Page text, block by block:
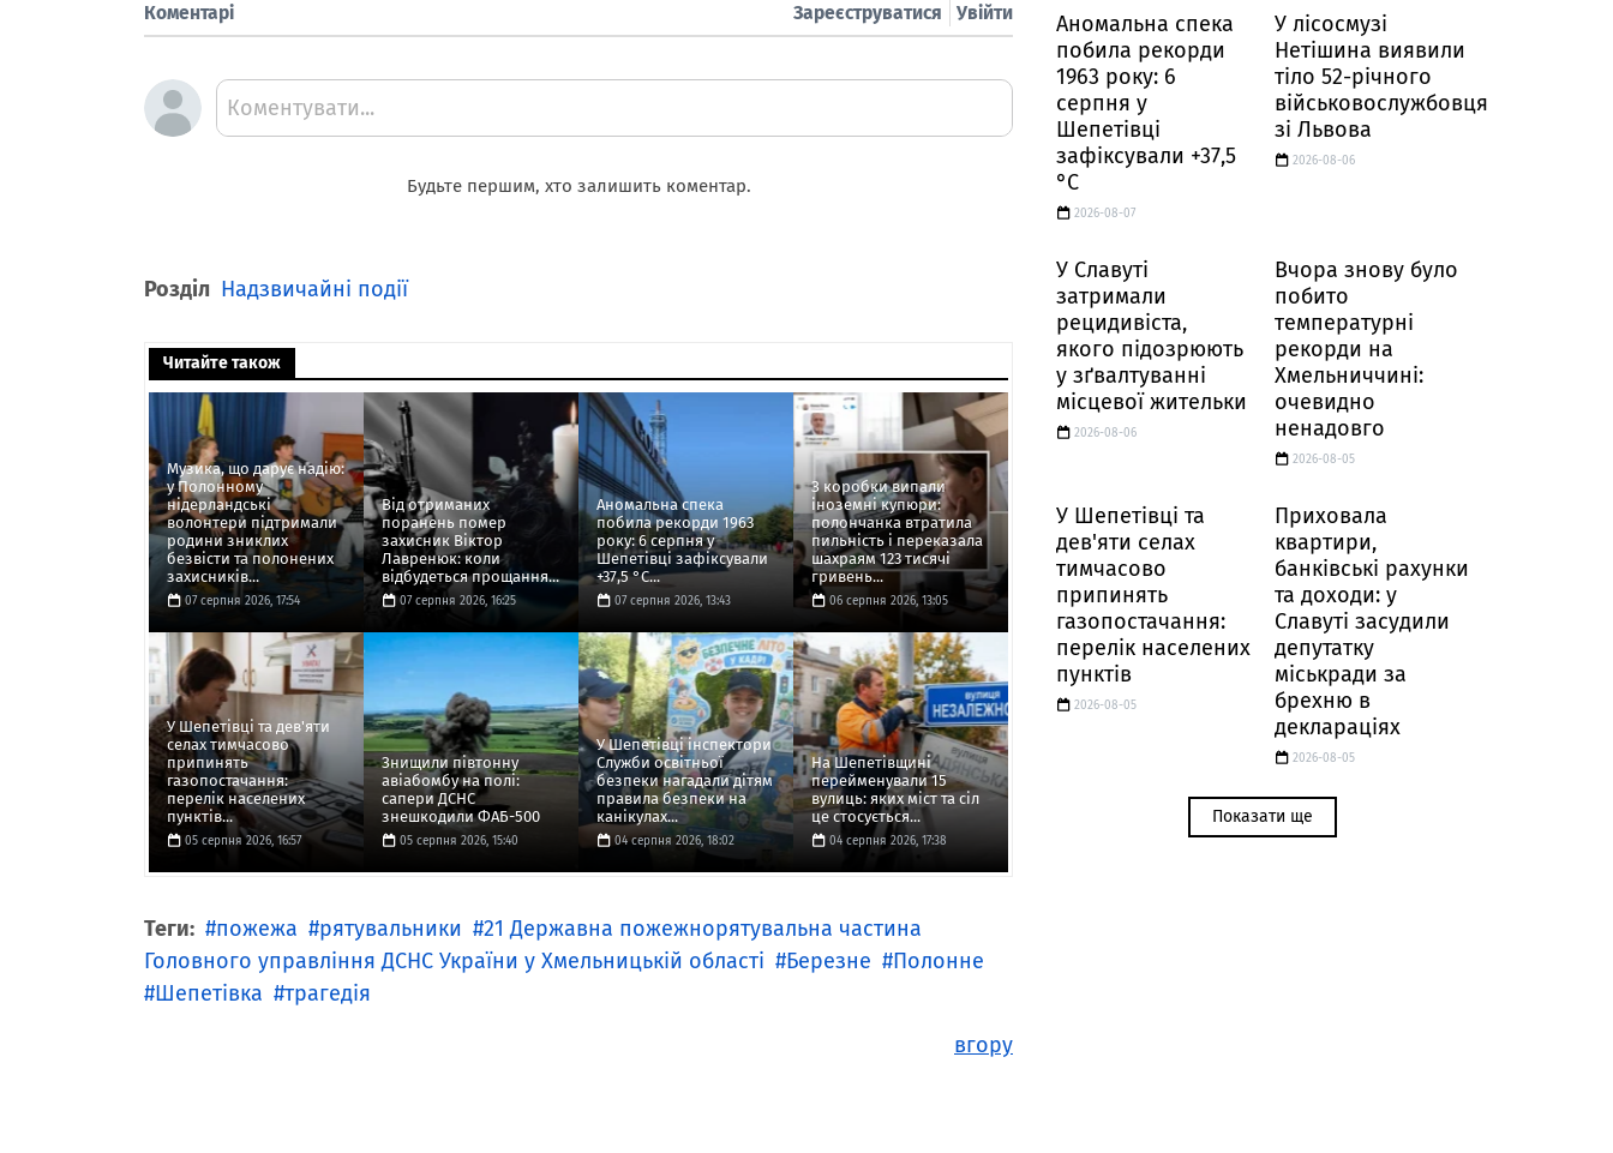
Коментарі Увійти
Зареєструватися
Коментувати...
Будьте першим, хто залишить коментар.
Розділ Надзвичайні події
Читайте також
Музика, що дарує надію:
у Полонному
нідерландські
волонтери підтримали
родини зниклих
безвісти та полонених
захисників...
07 серпня 2026, 17:54
Від отриманих
поранень помер
захисник Віктор
Лавренюк: коли
відбудеться прощання...
07 серпня 2026, 16:25
Аномальна спека
побила рекорди 1963
року: 6 серпня у
Шепетівці зафіксували
+37,5 °C...
07 серпня 2026, 13:43
З коробки випали
іноземні купюри:
полончанка втратила
пильність і переказала
шахраям 123 тисячі
гривень...
06 серпня 2026, 13:05
У Шепетівці та дев'яти
селах тимчасово
припинять
газопостачання:
перелік населених
пунктів...
05 серпня 2026, 16:57
Знищили півтонну
авіабомбу на полі:
сапери ДСНС
знешкодили ФАБ-500
05 серпня 2026, 15:40
У Шепетівці інспектори
Служби освітньої
безпеки нагадали дітям
правила безпеки на
канікулах...
04 серпня 2026, 18:02
На Шепетівщині
перейменували 15
вулиць: яких міст та сіл
це стосується...
04 серпня 2026, 17:38
Теги: пожежа рятувальники
21 Державна пожежнорятувальна частина
Головного управління ДСНС України у Хмельницькій області
Березне
Полонне
Шепетівка
трагедія
вгору
Аномальна спека
побила рекорди
1963 року: 6
серпня у
Шепетівці
зафіксували +37,5
°C
2026-08-07
У лісосмузі
Нетішина виявили
тіло 52-річного
військовослужбовця
зі Львова
2026-08-06
У Славуті
затримали
рецидивіста,
якого підозрюють
у зґвалтуванні
місцевої жительки
2026-08-06
Вчора знову було
побито
температурні
рекорди на
Хмельниччині:
очевидно
ненадовго
2026-08-05
У Шепетівці та
дев'яти селах
тимчасово
припинять
газопостачання:
перелік населених
пунктів
2026-08-05
Приховала
квартири,
банківські рахунки
та доходи: у
Славуті засудили
депутатку
міськради за
брехню в
деклараціях
2026-08-05
Показати ще